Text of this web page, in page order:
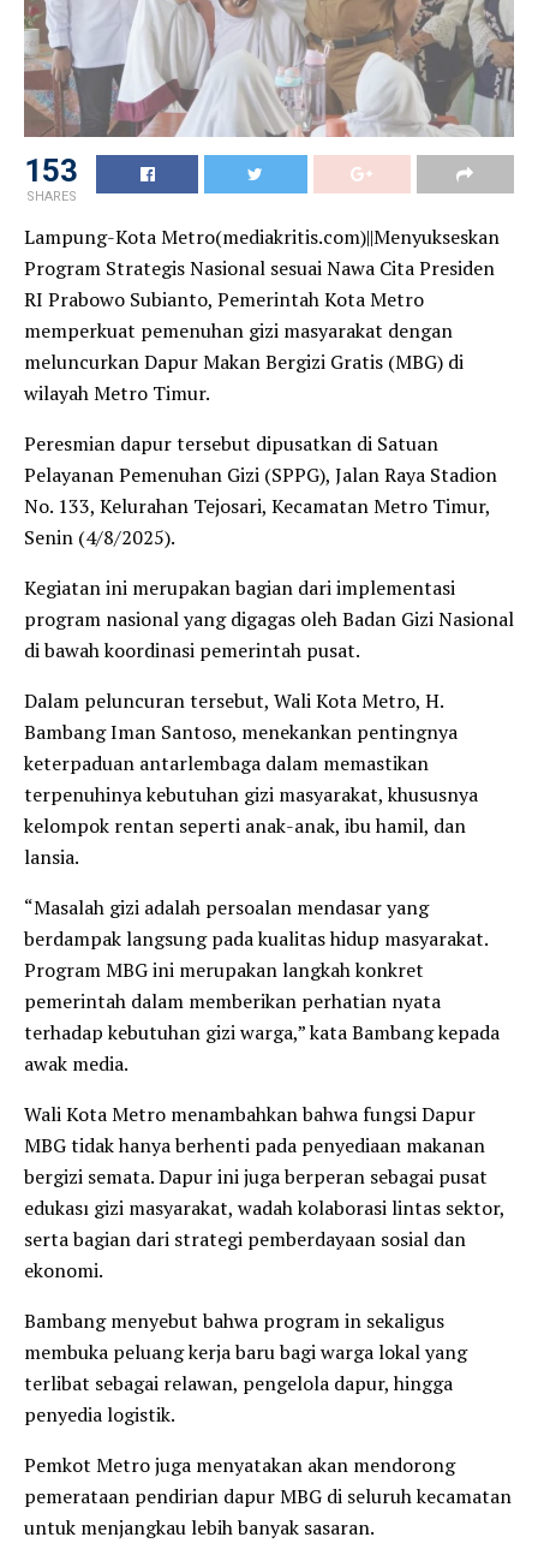
153
SHARES
Lampung-Kota Metro(mediakritis.com)||Menyukseskan
Program Strategis Nasional sesuai Nawa Cita Presiden
RI Prabowo Subianto, Pemerintah Kota Metro
memperkuat pemenuhan gizi masyarakat dengan
meluncurkan Dapur Makan Bergizi Gratis (MBG) di
wilayah Metro Timur.
Peresmian dapur tersebut dipusatkan di Satuan
Pelayanan Pemenuhan Gizi (SPPG), Jalan Raya Stadion
No. 133, Kelurahan Tejosari, Kecamatan Metro Timur,
Senin (4/8/2025).
Kegiatan ini merupakan bagian dari implementasi
program nasional yang digagas oleh Badan Gizi Nasional
di bawah koordinasi pemerintah pusat.
Dalam peluncuran tersebut, Wali Kota Metro, H.
Bambang Iman Santoso, menekankan pentingnya
keterpaduan antarlembaga dalam memastikan
terpenuhinya kebutuhan gizi masyarakat, khususnya
kelompok rentan seperti anak-anak, ibu hamil, dan
lansia.
“Masalah gizi adalah persoalan mendasar yang
berdampak langsung pada kualitas hidup masyarakat.
Program MBG ini merupakan langkah konkret
pemerintah dalam memberikan perhatian nyata
terhadap kebutuhan gizi warga,” kata Bambang kepada
awak media.
Wali Kota Metro menambahkan bahwa fungsi Dapur
MBG tidak hanya berhenti pada penyediaan makanan
bergizi semata. Dapur ini juga berperan sebagai pusat
edukası gizi masyarakat, wadah kolaborasi lintas sektor,
serta bagian dari strategi pemberdayaan sosial dan
ekonomi.
Bambang menyebut bahwa program in sekaligus
membuka peluang kerja baru bagi warga lokal yang
terlibat sebagai relawan, pengelola dapur, hingga
penyedia logistik.
Pemkot Metro juga menyatakan akan mendorong
pemerataan pendirian dapur MBG di seluruh kecamatan
untuk menjangkau lebih banyak sasaran.